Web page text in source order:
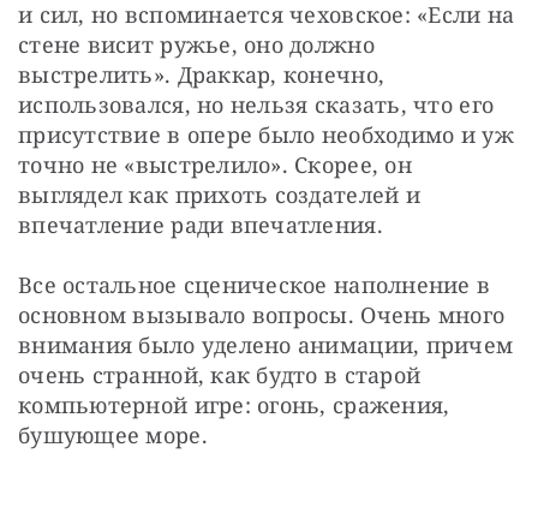
и сил, но вспоминается чеховское: «Если на
стене висит ружье, оно должно
выстрелить». Драккар, конечно,
использовался, но нельзя сказать, что его
присутствие в опере было необходимо и уж
точно не «выстрелило». Скорее, он
выглядел как прихоть создателей и
впечатление ради впечатления.
Все остальное сценическое наполнение в
основном вызывало вопросы. Очень много
внимания было уделено анимации, причем
очень странной, как будто в старой
компьютерной игре: огонь, сражения,
бушующее море.